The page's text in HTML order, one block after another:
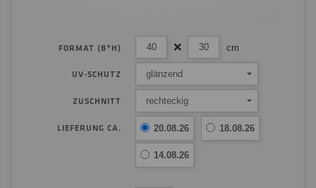
FORMAT (B*H) cm
UV-SCHUTZ glänzend
ZUSCHNITT rechteckig
LIEFERUNG CA. 20.08.26 18.08.26
14.08.26